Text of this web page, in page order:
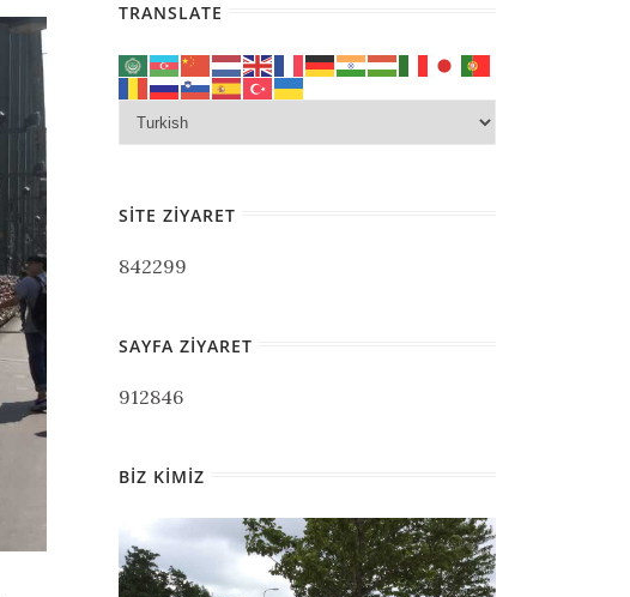
TRANSLATE
SITE ZIYARET
842299
SAYFA ZIYARET
912846
BIZ KIMIZ